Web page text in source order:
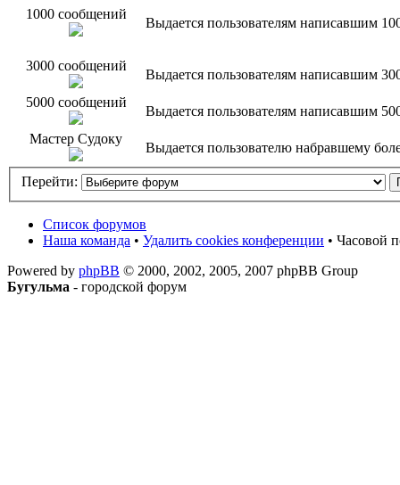
1000 сообщений
Выдается пользователям написавшим
3000 сообщений
Выдается пользователям написавшим
5000 сообщений
Выдается пользователям написавшим
Мастер Судоку
Выдается пользователю набравшему
Перейти:
Список форумов
Наша команда • Удалить cookies конференции • Часовой
Powered by phpBB © 2000, 2002, 2005, 2007 phpBB Group
Бугульма - городской форум